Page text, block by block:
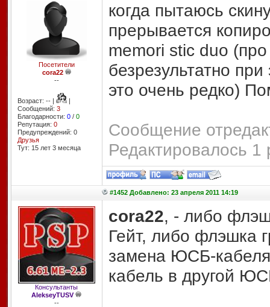
Посетители
cora22
--
Возраст: -- |
|
Сообщений: 3
Благодарности: 0/ 0
Репутация: 0
Предупреждений: 0
Друзья
Тут: 15 лет 3 месяцa
когда пытаюсь
прерывается
memori stic duo
безрезультатно
это очень редко)
Сообщение
Редактировалось 1
#1452 Добавлено: 23 апреля 2011 14:19
Консультанты
AlekseyTUSV
--
cora22, - либо
Гейт, либо флэшка
замена ЮСБ-
кабель в другой